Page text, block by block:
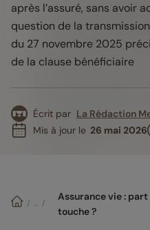
après l’assuré, sans avoir
question de la
du 27 novembre 2025
de la clause bénéficiaire
Écrit par La Rédaction
Mis à jour le 26 mai 2026
/ ... /
Assurance vie :
touche ?